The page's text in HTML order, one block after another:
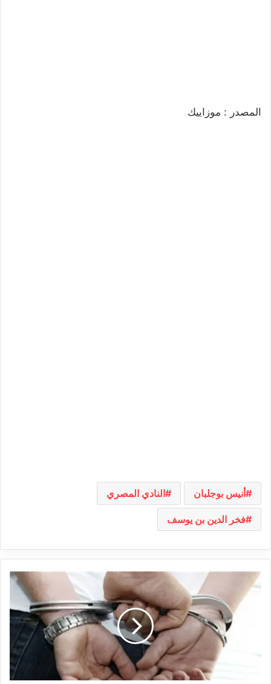
المصدر : موزاييك
أنيس بوجلبان النادي المصري
فخر الدين بن يوسف
الإحتفاظ
بشخص
وفتح